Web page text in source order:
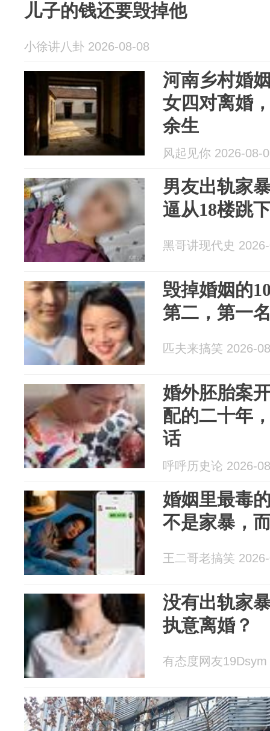
儿子的钱还要毁掉他
小徐讲八卦 2026-08-08
河南乡村婚
女四对离婚
余生
风起见你 2026-08-
男友出轨家
逼从18楼跳
黑哥讲现代史
毁掉婚姻的
第二，第一
匹夫来搞笑 2026-
婚外胚胎案
配的二十年
话
呼呼历史论 2026-
婚姻里最毒
不是家暴，
王二哥老搞笑
没有出轨家
执意离婚？
有态度网友